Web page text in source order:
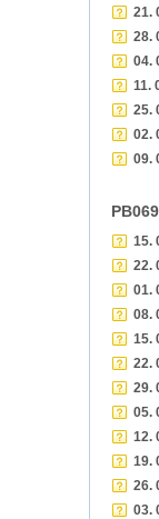
21.
28.
04.
11.
25.
02.
09.
15.
22.
01.
08.
15.
22.
29.
05.
12.
19.
26.
03.